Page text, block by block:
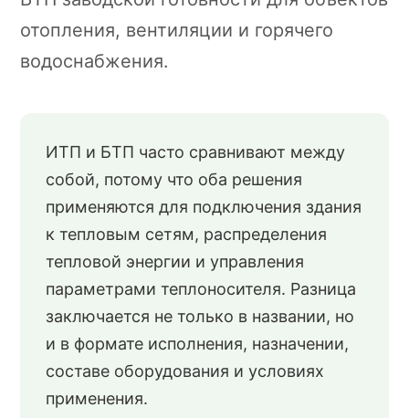
отопления, вентиляции и горячего
водоснабжения.
ИТП и БТП часто сравнивают между
собой, потому что оба решения
применяются для подключения здания
к тепловым сетям, распределения
тепловой энергии и управления
параметрами теплоносителя. Разница
заключается не только в названии, но
и в формате исполнения, назначении,
составе оборудования и условиях
применения.